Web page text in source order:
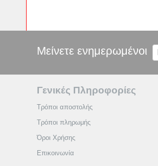
Μείνετε ενημερωμένοι
Γενικές Πληροφορίες
Τρόποι αποστολής
Τρόποι πληρωμής
Όροι Χρήσης
Επικοινωνία